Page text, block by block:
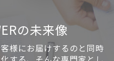
の未来像
様にお届けするのと同時